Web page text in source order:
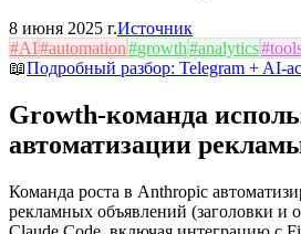
8 июня 2025 г.Источник
#AI#automation#growth#analytics#
📖Подробный разбор: Telegram + AI-
Growth-команда
автоматизации
Команда роста в Anthropic
рекламных объявлений (заголовки и